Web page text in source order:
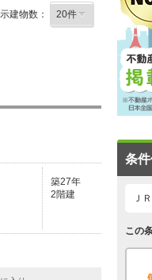
建物数：
築27年
2階建
条
Ｊ
この